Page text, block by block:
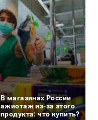
В магазинах России
ажиотаж из-за этого
продукта: что купить?